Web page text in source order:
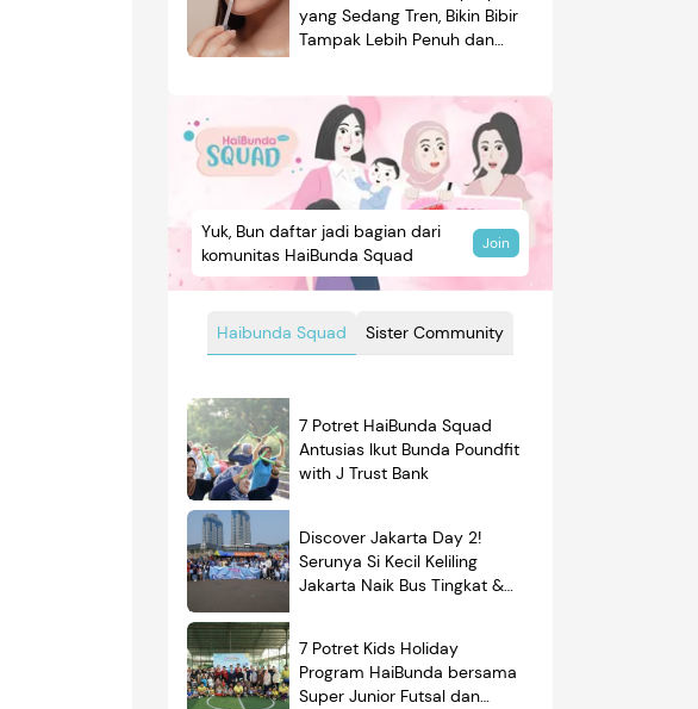
yang Sedang Tren, Bikin Bibir
Tampak Lebih Penuh dan
Haibunda Squad Sister Community
Yuk, Bun daftar jadi bagian dari
komunitas HaiBunda Squad
Join
7 Potret HaiBunda Squad
Antusias Ikut Bunda Poundfit
with J Trust Bank
Discover Jakarta Day 2!
Serunya Si Kecil Keliling
Jakarta Naik Bus Tingkat &
7 Potret Kids Holiday
Program HaiBunda bersama
Super Junior Futsal dan